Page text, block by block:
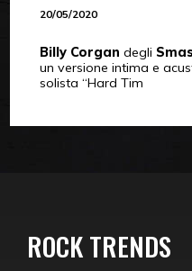
20/05/2020
Billy Corgan degli
un versione intima e
solista “Hard Tim
ROCK TRENDS